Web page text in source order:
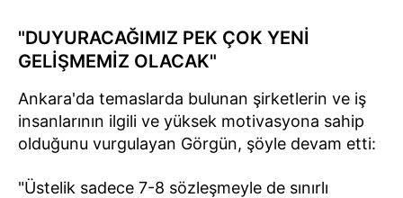
"DUYURACAĞIMIZ PEK ÇOK YENİ
GELİŞMEMİZ OLACAK"
Ankara'da temaslarda bulunan şirketlerin ve iş
insanlarının ilgili ve yüksek motivasyona sahip
olduğunu vurgulayan Görgün, şöyle devam etti:
"Üstelik sadece 7-8 sözleşmeyle de sınırlı